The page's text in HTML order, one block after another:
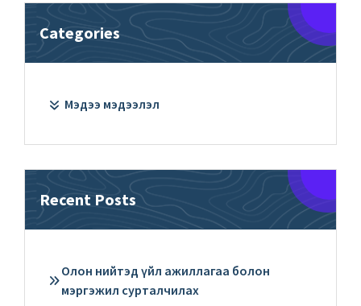
Categories
Мэдээ мэдээлэл
Recent Posts
Олон нийтэд үйл ажиллагаа болон
мэргэжил сурталчилах